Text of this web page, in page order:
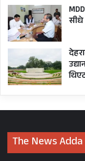
The News Adda